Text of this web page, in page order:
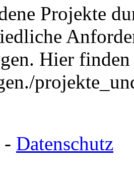
Projekte
Hier
/
- Datenschutz